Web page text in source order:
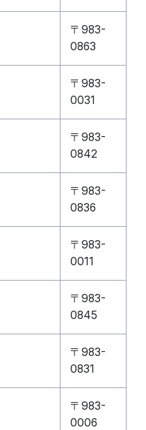
〒983-
0863
〒983-
0031
〒983-
0842
〒983-
0836
〒983-
0011
〒983-
0845
〒983-
0831
〒983-
0006